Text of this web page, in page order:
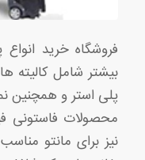
فروشگاه خرید انواع
بیشتر شامل کالیته
پلی استر و همچنین
محصولات فاستونی
نیز برای مانتو